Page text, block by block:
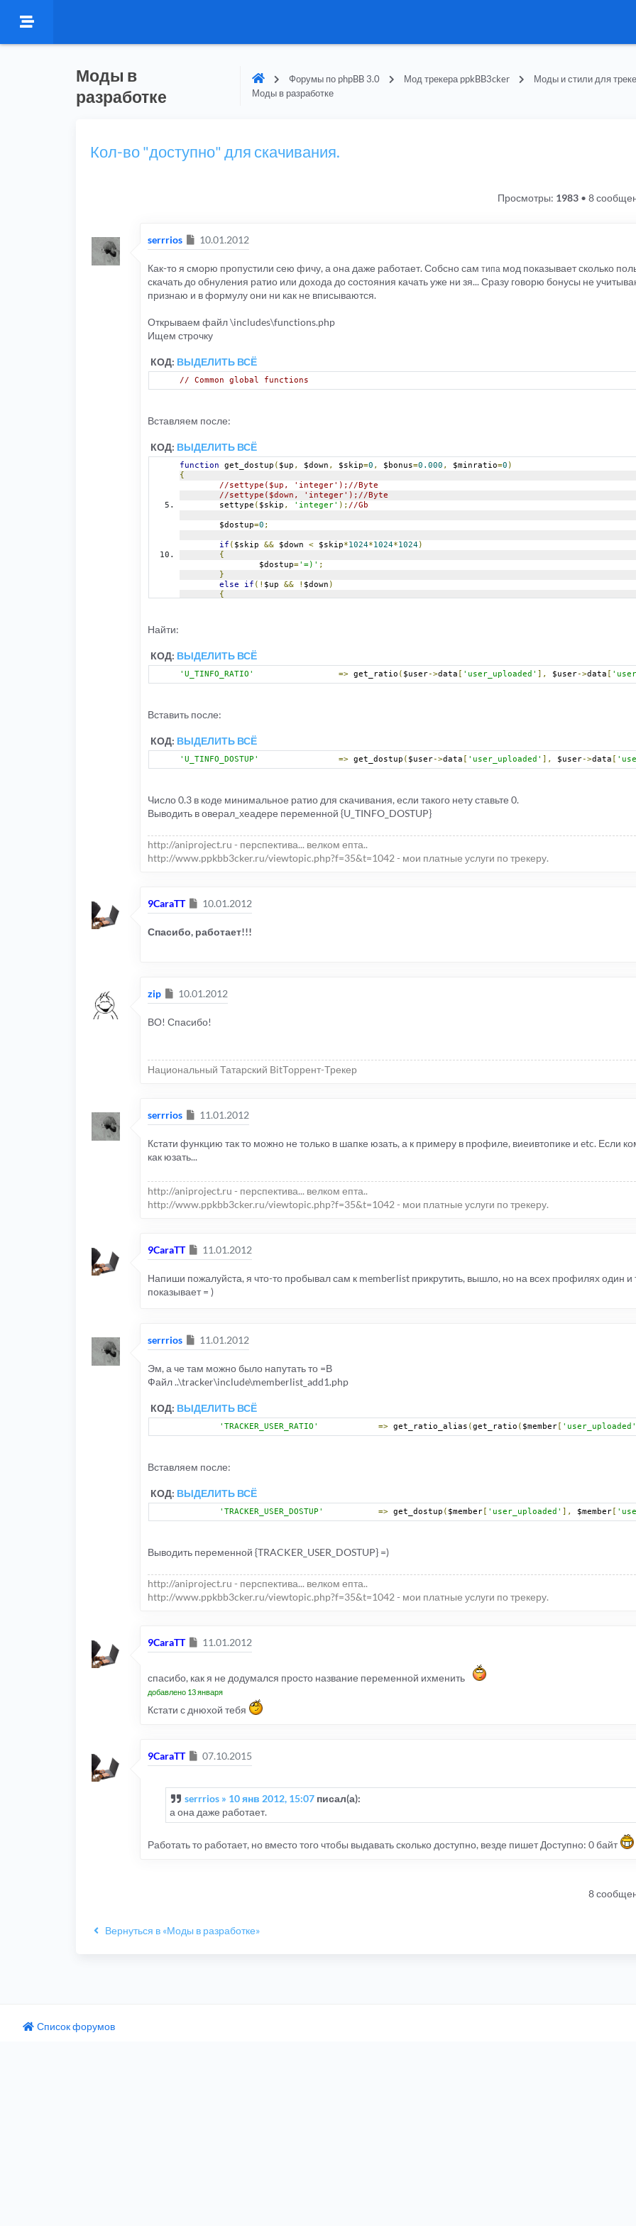
Моды в
разработке
Форумы по phpBB 3.0 Мод трекера ppkBB3cker
Моды и стили для
Моды в разработке
Кол-во "доступно" для скачивания.
8
Просмотры: 1983 •
serrrios Сообщение
10.01.2012
Как-то я сморю пропустили сею фичу, а она даже работает. Собсно сам типа мод показывает сколько
скачать до обнуления ратио или дохода до состояния качать уже ни зя... Сразу говорю бонусы не
признаю и в формулу они ни как не вписываются.
Открываем файл \includes\functions.php
Ищем строчку
КОД: ВЫДЕЛИТЬ ВСЁ
// Common global functions
Вставляем после:
КОД: ВЫДЕЛИТЬ ВСЁ
function get_dostup ( $up , $down , $skip=0 , $bonus=0.000 , $minratio=0 )
{
//settype($up, 'integer');//Byte
//settype($down, 'integer');//Byte
	settype
( $skip , 'integer' ); //Gb
	$dostup
=0 ;
if ( $skip && $down < $skip*1024*1024*1024)
{
		$dostup
='=)' ;
}
else
if (! $up && ! $down )
{
}
else if(!$down && $up)
		$dostup
=number_format(($up / $minratio), 2, '.', '');
{
//	if($bonus!=0.000 && !in_array($dostup, array('Inf.', 'Seed.', 'Leech.', 'None.')))
//	{
//		settype($bonus, 'float');
{
		$dostup
='=(';
else
{
return get_formatted_filesize( $dostup );
Найти:
КОД: ВЫДЕЛИТЬ ВСЁ
'U_TINFO_RATIO' => get_ratio ( $user->data [ 'user_uploaded' ], $user->data [
Вставить после:
КОД: ВЫДЕЛИТЬ ВСЁ
'U_TINFO_DOSTUP' => get_dostup ( $user->data [ 'user_uploaded' ], $user->data [
Число 0.3 в коде минимальное ратио для скачивания, если такого нету ставьте 0.
Выводить в оверал_хеадере переменной {U_TINFO_DOSTUP}
http://aniproject.ru - перспектива... велком епта..
http://www.ppkbb3cker.ru/viewtopic.php?f=35&t=1042 - мои платные услуги по трекеру.
9CaraTT Сообщение
10.01.2012
Спасибо, работает!!!
zip Сообщение
10.01.2012
ВО! Спасибо!
Национальный Татарский BitТоррент-Трекер
serrrios Сообщение
11.01.2012
Кстати функцию так то можно не только в шапке юзать, а к примеру в профиле, виеивтопике и etc. Если
как юзать...
http://aniproject.ru - перспектива... велком епта..
http://www.ppkbb3cker.ru/viewtopic.php?f=35&t=1042 - мои платные услуги по трекеру.
9CaraTT Сообщение
11.01.2012
Напиши пожалуйста, я что-то пробывал сам к memberlist прикрутить, вышло, но на всех профилях один и
показывает = )
serrrios Сообщение
11.01.2012
Эм, а че там можно было напутать то =В
Файл ..\tracker\include\memberlist_add1.php
КОД: ВЫДЕЛИТЬ ВСЁ
'TRACKER_USER_RATIO' => get_ratio_alias (get_ratio ( $member [ 'user_uploaded'
Вставляем после:
КОД: ВЫДЕЛИТЬ ВСЁ
'TRACKER_USER_DOSTUP' => get_dostup ( $member [ 'user_uploaded' ], $member [
Выводить переменной {TRACKER_USER_DOSTUP} =)
http://aniproject.ru - перспектива... велком епта..
http://www.ppkbb3cker.ru/viewtopic.php?f=35&t=1042 - мои платные услуги по трекеру.
9CaraTT Сообщение
11.01.2012
спасибо, как я не додумался просто название переменной ихменить
добавлено 13 января
Кстати с днюхой тебя
9CaraTT Сообщение
07.10.2015
serrrios » 10 янв 2012, 15:07писал(а):
а она даже работает.
Работать то работает, но вместо того чтобы выдавать сколько доступно, везде пишет Доступно: 0 байт
8
Вернуться в «Моды в разработке»
Список форумов